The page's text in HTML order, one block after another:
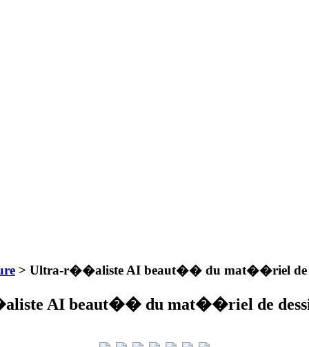
> Ultra-r��aliste AI beaut�� du mat��riel de
AI beaut�� du mat��riel de